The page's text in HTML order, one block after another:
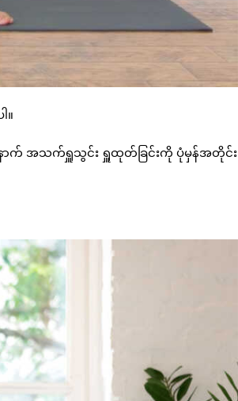
။
ောက် အသက်ရှူသွင်း ရှူထုတ်ခြင်းကို ပုံမှန်အတိုင်း